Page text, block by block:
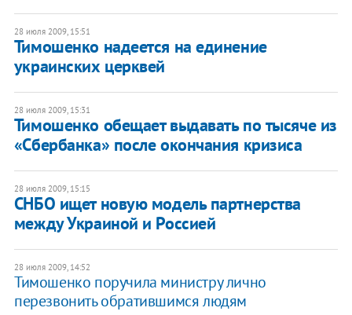
28 июля 2009, 15:51
Тимошенко надеется на единение
украинских церквей
28 июля 2009, 15:31
Тимошенко обещает выдавать по тысяче из
«Сбербанка» после окончания кризиса
28 июля 2009, 15:15
СНБО ищет новую модель партнерства
между Украиной и Россией
28 июля 2009, 14:52
Тимошенко поручила министру лично
перезвонить обратившимся людям